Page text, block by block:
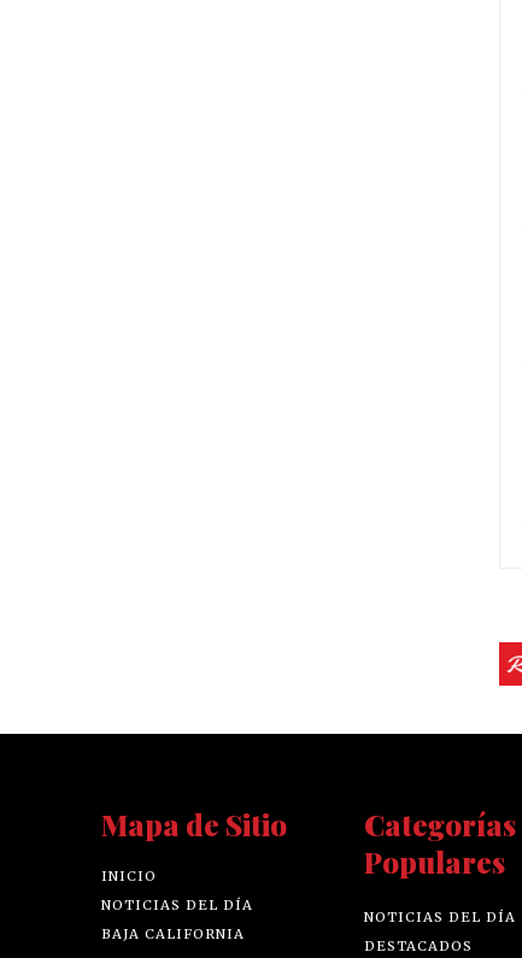
Mapa de Sitio
INICIO
NOTICIAS DEL DÍA
BAJA CALIFORNIA
Categorías
Populares
NOTICIAS DEL DÍA
DESTACADOS